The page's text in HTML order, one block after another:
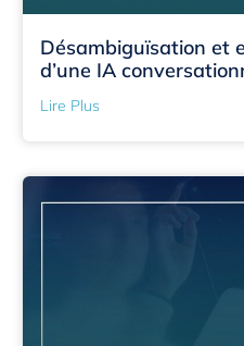
Désambiguïsation et
d’une IA
Lire Plus